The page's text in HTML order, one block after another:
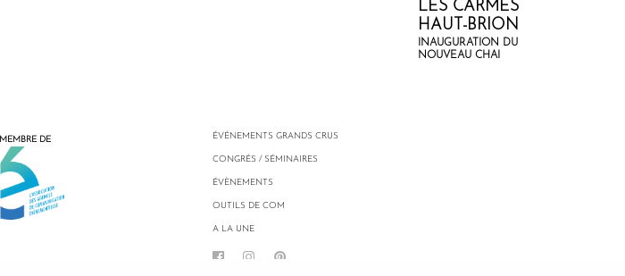
LES CARMES
HAUT-BRION
INAUGURATION DU
NOUVEAU CHAI
MEMBRE DE ÉVÉNEMENTS GRANDS CRUS
CONGRÉS / SÉMINAIRES
ÉVÈNEMENTS
OUTILS DE COM
A LA UNE